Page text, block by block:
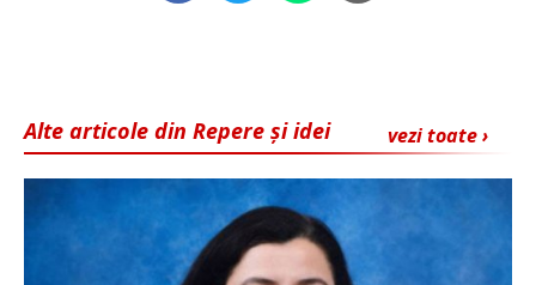
vezi toate ›
Alte articole din Repere și idei